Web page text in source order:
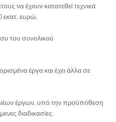
να έχουν κατατεθεί τεχνικά
εκατ. ευρώ.
του συνολικού
έργα και έχει άλλα σε
έργων, υπό την προϋπόθεση
διαδικασίες.